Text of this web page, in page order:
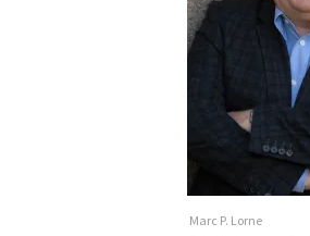
Marc P. Lorne